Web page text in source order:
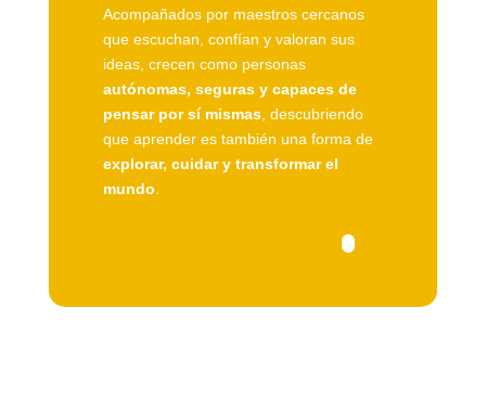
Acompañados por maestros cercanos
que escuchan, confían y valoran sus
ideas, crecen como personas
autónomas, seguras y capaces de
pensar por sí mismas, descubriendo
que aprender es también una forma de
explorar, cuidar y transformar el
mundo